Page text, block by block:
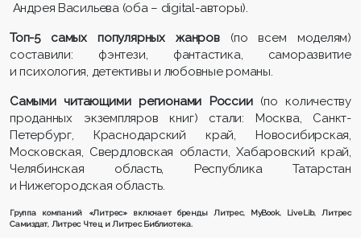
Андрея Васильева (оба – digital-авторы).
Топ-5 самых популярных жанров(по всем моделям)
составили: фэнтези, фантастика, саморазвитие
и психология, детективы и любовные романы.
Самыми читающими регионами России(по количеству
проданных экземпляров книг) стали: Москва, Санкт-
Петербург, Краснодарский край, Новосибирская,
Московская, Свердловская области, Хабаровский край,
Челябинская область, Республика Татарстан
и Нижегородская область.
Группа компаний «Литрес» включает бренды Литрес, MyBook, LiveLib, Литрес
Самиздат, Литрес Чтец и Литрес Библиотека.